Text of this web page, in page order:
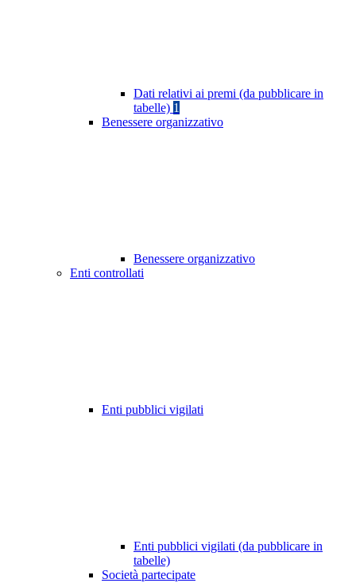
Dati relativi ai premi (da pubblicare in
tabelle) 1
Benessere organizzativo
Benessere organizzativo
Enti controllati
Enti pubblici vigilati
Enti pubblici vigilati (da pubblicare in
tabelle)
Società partecipate